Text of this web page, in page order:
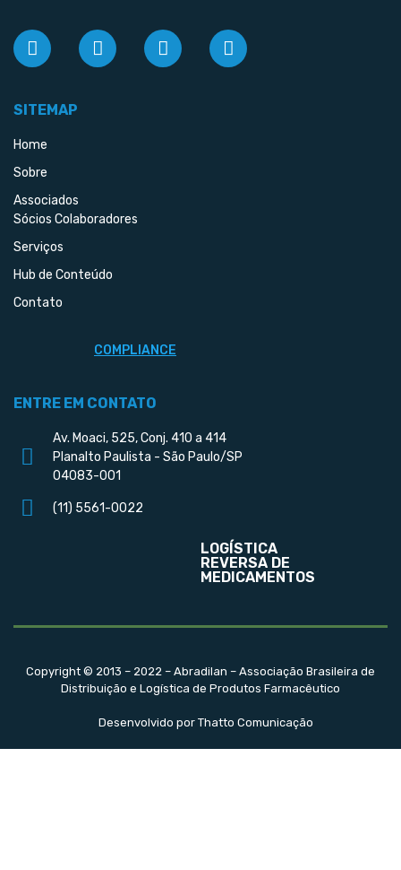
SITEMAP
Home
Sobre
Associados
Sócios Colaboradores
Serviços
Hub de Conteúdo
Contato
COMPLIANCE
ENTRE EM CONTATO
Av. Moaci, 525, Conj. 410 a 414
Planalto Paulista - São Paulo/SP
04083-001
(11) 5561-0022
LOGÍSTICA
REVERSA DE
MEDICAMENTOS
Copyright © 2013 – 2022 – Abradilan – Associação Brasileira de
Distribuição e Logística de Produtos Farmacêutico
Desenvolvido por Thatto Comunicação